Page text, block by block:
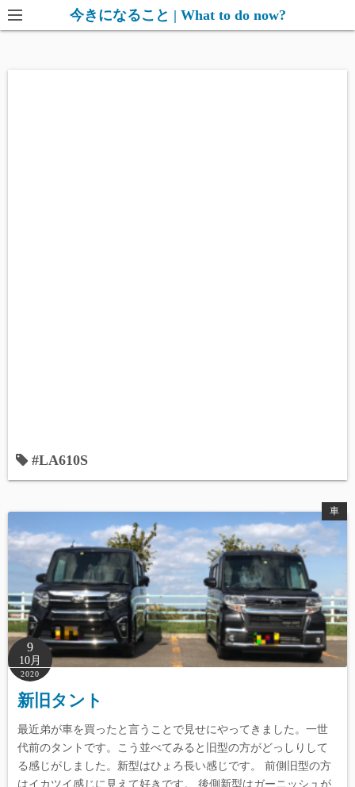
コ
ン
ン
今きになること | What to do now?
#LA610S
車
9
10月
2020
新旧タント
最近弟が車を買ったと言うことで見せにやってきました。一世
代前のタントです。こう並べてみると旧型の方がどっしりして
る感じがしました。新型はひょろ長い感じです。 前側旧型の方
はイカツイ感じに見えて好きです。 後側新型はガーニッシュが